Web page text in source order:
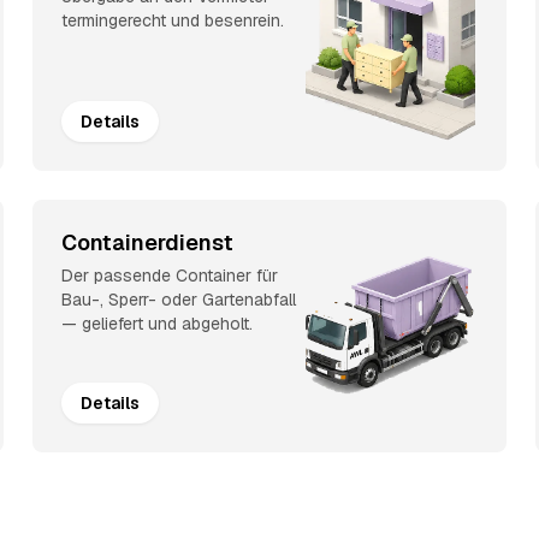
termingerecht und besenrein.
Details
Containerdienst
Der passende Container für
Bau-, Sperr- oder Gartenabfall
— geliefert und abgeholt.
Details